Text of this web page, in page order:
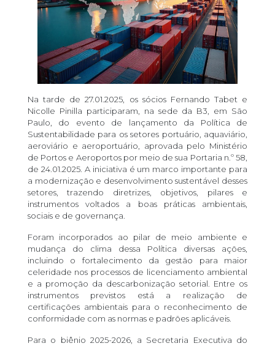
Na tarde de 27.01.2025, os sócios Fernando Tabet e
Nicolle Pinilla participaram, na sede da B3, em São
Paulo, do evento de lançamento da Política de
Sustentabilidade para os setores portuário, aquaviário,
aeroviário e aeroportuário, aprovada pelo Ministério
de Portos e Aeroportos por meio de sua Portaria n.º 58,
de 24.01.2025. A iniciativa é um marco importante para
a modernização e desenvolvimento sustentável desses
setores, trazendo diretrizes, objetivos, pilares e
instrumentos voltados a boas práticas ambientais,
sociais e de governança.
Foram incorporados ao pilar de meio ambiente e
mudança do clima dessa Política diversas ações,
incluindo o fortalecimento da gestão para maior
celeridade nos processos de licenciamento ambiental
e a promoção da descarbonização setorial. Entre os
instrumentos previstos está a realização de
certificações ambientais para o reconhecimento de
conformidade com as normas e padrões aplicáveis.
Para o biênio 2025-2026, a Secretaria Executiva do